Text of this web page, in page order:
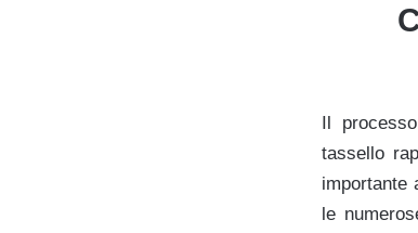
Il
tassello
importante
le